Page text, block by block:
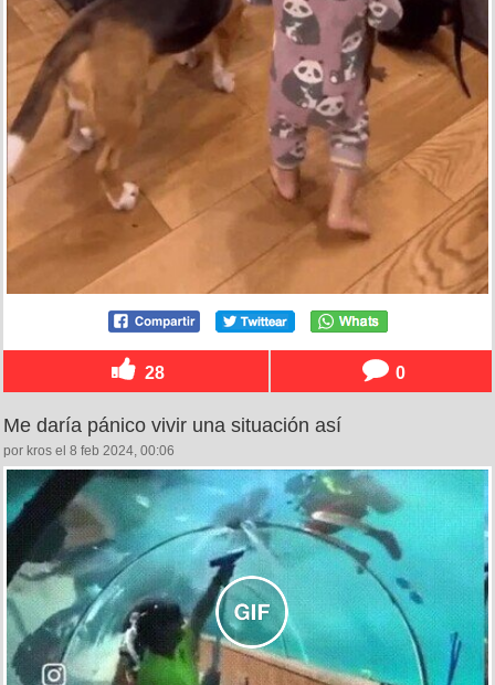
28 0
Me daría pánico vivir una situación así
por kros el 8 feb 2024, 00:06